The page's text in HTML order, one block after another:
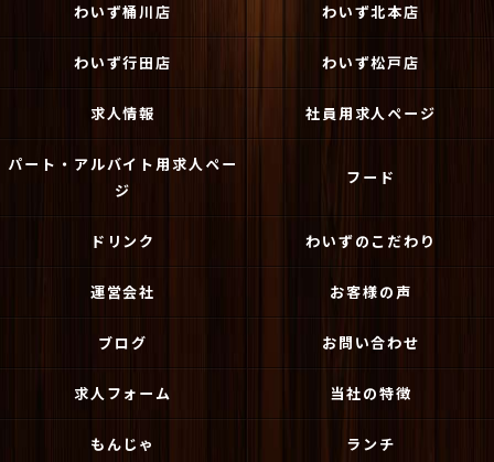
わいず桶川店 わいず北本店
わいず行田店 わいず松戸店
求人情報 社員用求人ページ
パート・アルバイト用求人ペー
ジ
フード
ドリンク わいずのこだわり
運営会社 お客様の声
ブログ お問い合わせ
求人フォーム 当社の特徴
もんじゃ ランチ